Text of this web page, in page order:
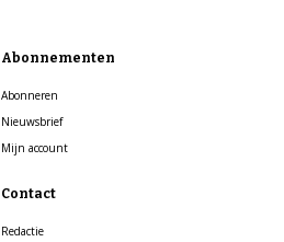
Abonnementen
Abonneren
Nieuwsbrief
Mijn account
Contact
Redactie